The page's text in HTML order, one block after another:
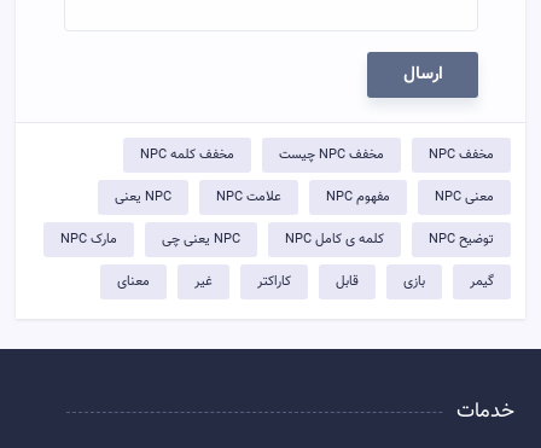
ارسال
مخفف NPC مخفف NPC چیست مخفف کلمه NPC
معنی NPC مفهوم NPC علامت NPC NPC یعنی
توضيح NPC کلمه ی کامل NPC NPC یعنی چی مارک NPC
گیمر بازی قابل کاراکتر غیر معنای
خدمات